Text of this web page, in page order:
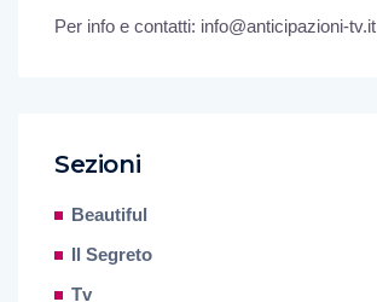
Per info e contatti: info@anticipazioni-tv.it
Sezioni
Beautiful
Il Segreto
Tv